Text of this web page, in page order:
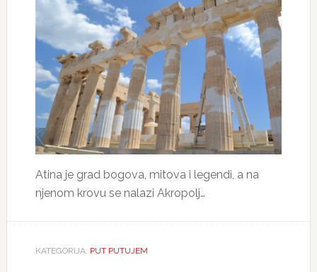
Atina je grad bogova, mitova i legendi, a na
njenom krovu se nalazi Akropolj…
KATEGORIJA: PUT PUTUJEM